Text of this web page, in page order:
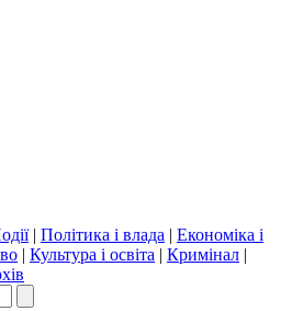
| Політика і влада | Економіка і
| Культура і освіта | Кримінал |